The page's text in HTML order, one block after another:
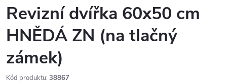
Revizní dvířka 60x50 cm
HNĚDÁ ZN (na tlačný
zámek)
Kód produktu: 38867